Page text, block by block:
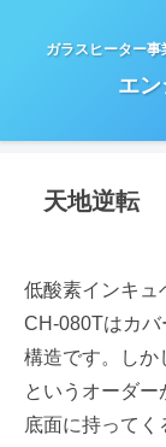
ガラスヒーター
エ
天地逆転
低酸素インキュ
CH-080Tはカ
構造です。しか
というオーダ
底面に持って